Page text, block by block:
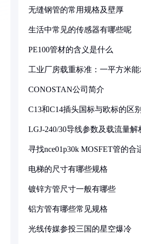
无缝钢管的常用规格及壁厚
生活中常见的传感器有哪些呢
PE100管材的含义是什么
工业厂房载重标准：一平方米能
CONOSTAN公司简介
C13和C14插头国标与欧标的区
LGJ-240/30导线参数及载流量解
寻找nce01p30k MOSFET管的合
电梯的尺寸有哪些规格
镀锌方管尺寸一般有哪些
铝方管有哪些常见规格
光线传媒参投三国的星空爆冷